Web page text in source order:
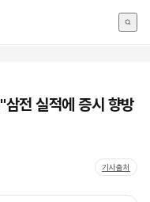
전 실적에 증시 향방
기사출처